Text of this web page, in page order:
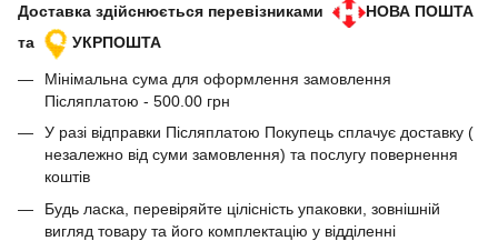
Доставка здійснюється перевізниками
НОВА ПОШТА
та
УКРПОШТА
Мінімальна сума для оформлення замовлення
Післяплатою - 500.00 грн
У разі відправки Післяплатою Покупець сплачує доставку (
незалежно від суми замовлення) та послугу повернення
коштів
Будь ласка, перевіряйте цілісність упаковки, зовнішній
вигляд товару та його комплектацію у відділенні